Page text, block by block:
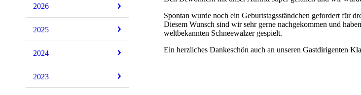
2026
2025
2024
2023
Spontan wurde noch ein Geburtstagsständchen gefordert für
Diesem Wunsch sind wir sehr gerne nachgekommen und
weltbekannten Schneewalzer gespielt.
Ein herzliches Dankeschön auch an unseren Gastdirigenten